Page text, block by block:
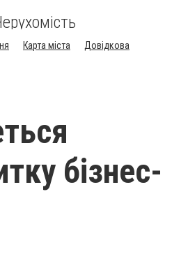
Карта міста Довідкова
бізнес-